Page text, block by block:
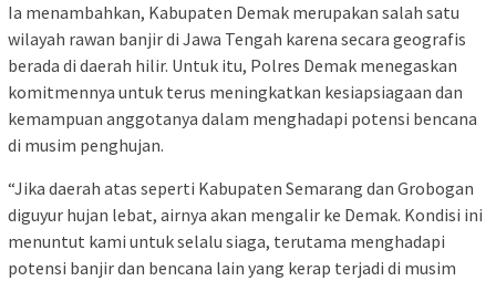
Ia menambahkan, Kabupaten Demak merupakan salah satu
wilayah rawan banjir di Jawa Tengah karena secara geografis
berada di daerah hilir. Untuk itu, Polres Demak menegaskan
komitmennya untuk terus meningkatkan kesiapsiagaan dan
kemampuan anggotanya dalam menghadapi potensi bencana
di musim penghujan.
“Jika daerah atas seperti Kabupaten Semarang dan Grobogan
diguyur hujan lebat, airnya akan mengalir ke Demak. Kondisi ini
menuntut kami untuk selalu siaga, terutama menghadapi
potensi banjir dan bencana lain yang kerap terjadi di musim